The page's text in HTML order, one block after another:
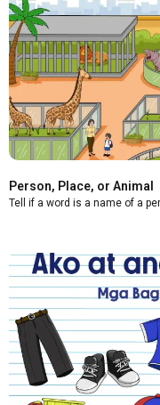
Person, Place, or Animal
Tell if a word is a name of a